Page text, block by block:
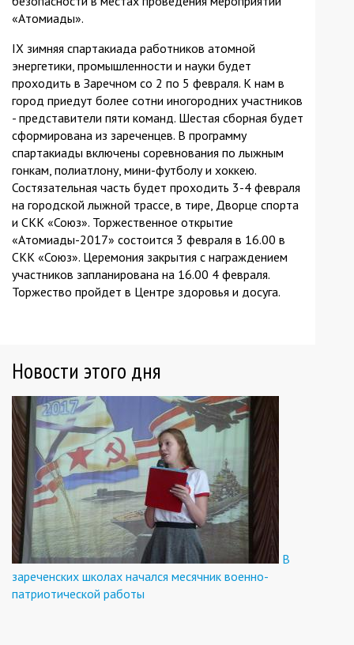
«Атомиады».
IX зимняя спартакиада работников атомной
энергетики, промышленности и науки будет
проходить в Заречном со 2 по 5 февраля. К нам в
город приедут более сотни иногородних участников
- представители пяти команд. Шестая сборная будет
сформирована из зареченцев. В программу
спартакиады включены соревнования по лыжным
гонкам, полиатлону, мини-футболу и хоккею.
Состязательная часть будет проходить 3-4 февраля
на городской лыжной трассе, в тире, Дворце спорта
и СКК «Союз». Торжественное открытие
«Атомиады-2017» состоится 3 февраля в 16.00 в
СКК «Союз». Церемония закрытия с награждением
участников запланирована на 16.00 4 февраля.
Торжество пройдет в Центре здоровья и досуга.
Новости этого дня
В
зареченских школах начался месячник военно-
патриотической работы